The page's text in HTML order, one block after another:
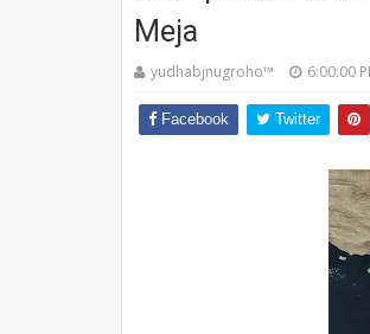
Meja
yudhabjnugroho™️ 6:00:00
Facebook Twitter